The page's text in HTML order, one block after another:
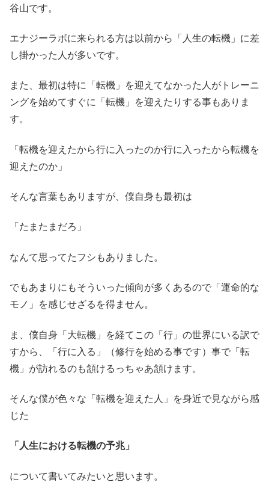
谷山です。
エナジーラボに来られる方は以前から「人生の転機」に差
し掛かった人が多いです。
また、最初は特に「転機」を迎えてなかった人がトレーニ
ングを始めてすぐに「転機」を迎えたりする事もありま
す。
「転機を迎えたから行に入ったのか行に入ったから転機を
迎えたのか」
そんな言葉もありますが、僕自身も最初は
「たまたまだろ」
なんて思ってたフシもありました。
でもあまりにもそういった傾向が多くあるので「運命的な
モノ」を感じせざるを得ません。
ま、僕自身「大転機」を経てこの「行」の世界にいる訳で
すから、「行に入る」（修行を始める事です）事で「転
機」が訪れるのも頷けるっちゃあ頷けます。
そんな僕が色々な「転機を迎えた人」を身近で見ながら感
じた
「人生における転機の予兆」
について書いてみたいと思います。